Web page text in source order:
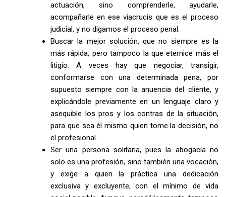
actuación, sino comprenderle, ayudarle,
acompañarle en ese viacrucis que es el proceso
judicial, y no digamos el proceso penal.
Buscar la mejor solución, que no siempre es la
más rápida, pero tampoco la que eternice más el
litigio. A veces hay que negociar, transigir,
conformarse con una determinada pena, por
supuesto siempre con la anuencia del cliente, y
explicándole previamente en un lenguaje claro y
asequible los pros y los contras de la situación,
para que sea él mismo quien tome la decisión, no
el profesional.
Ser una persona solitaria, pues la abogacía no
solo es una profesión, sino también una vocación,
y exige a quien la práctica una dedicación
exclusiva y excluyente, con el mínimo de vida